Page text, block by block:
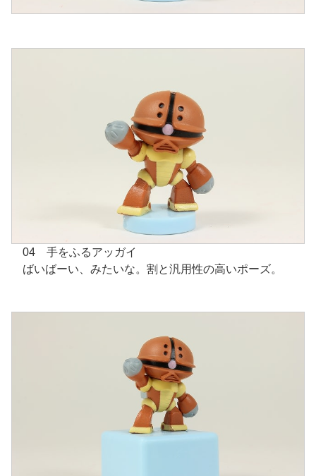
04 手をふるアッガイ
ばいばーい、みたいな。割と汎用性の高いポーズ。